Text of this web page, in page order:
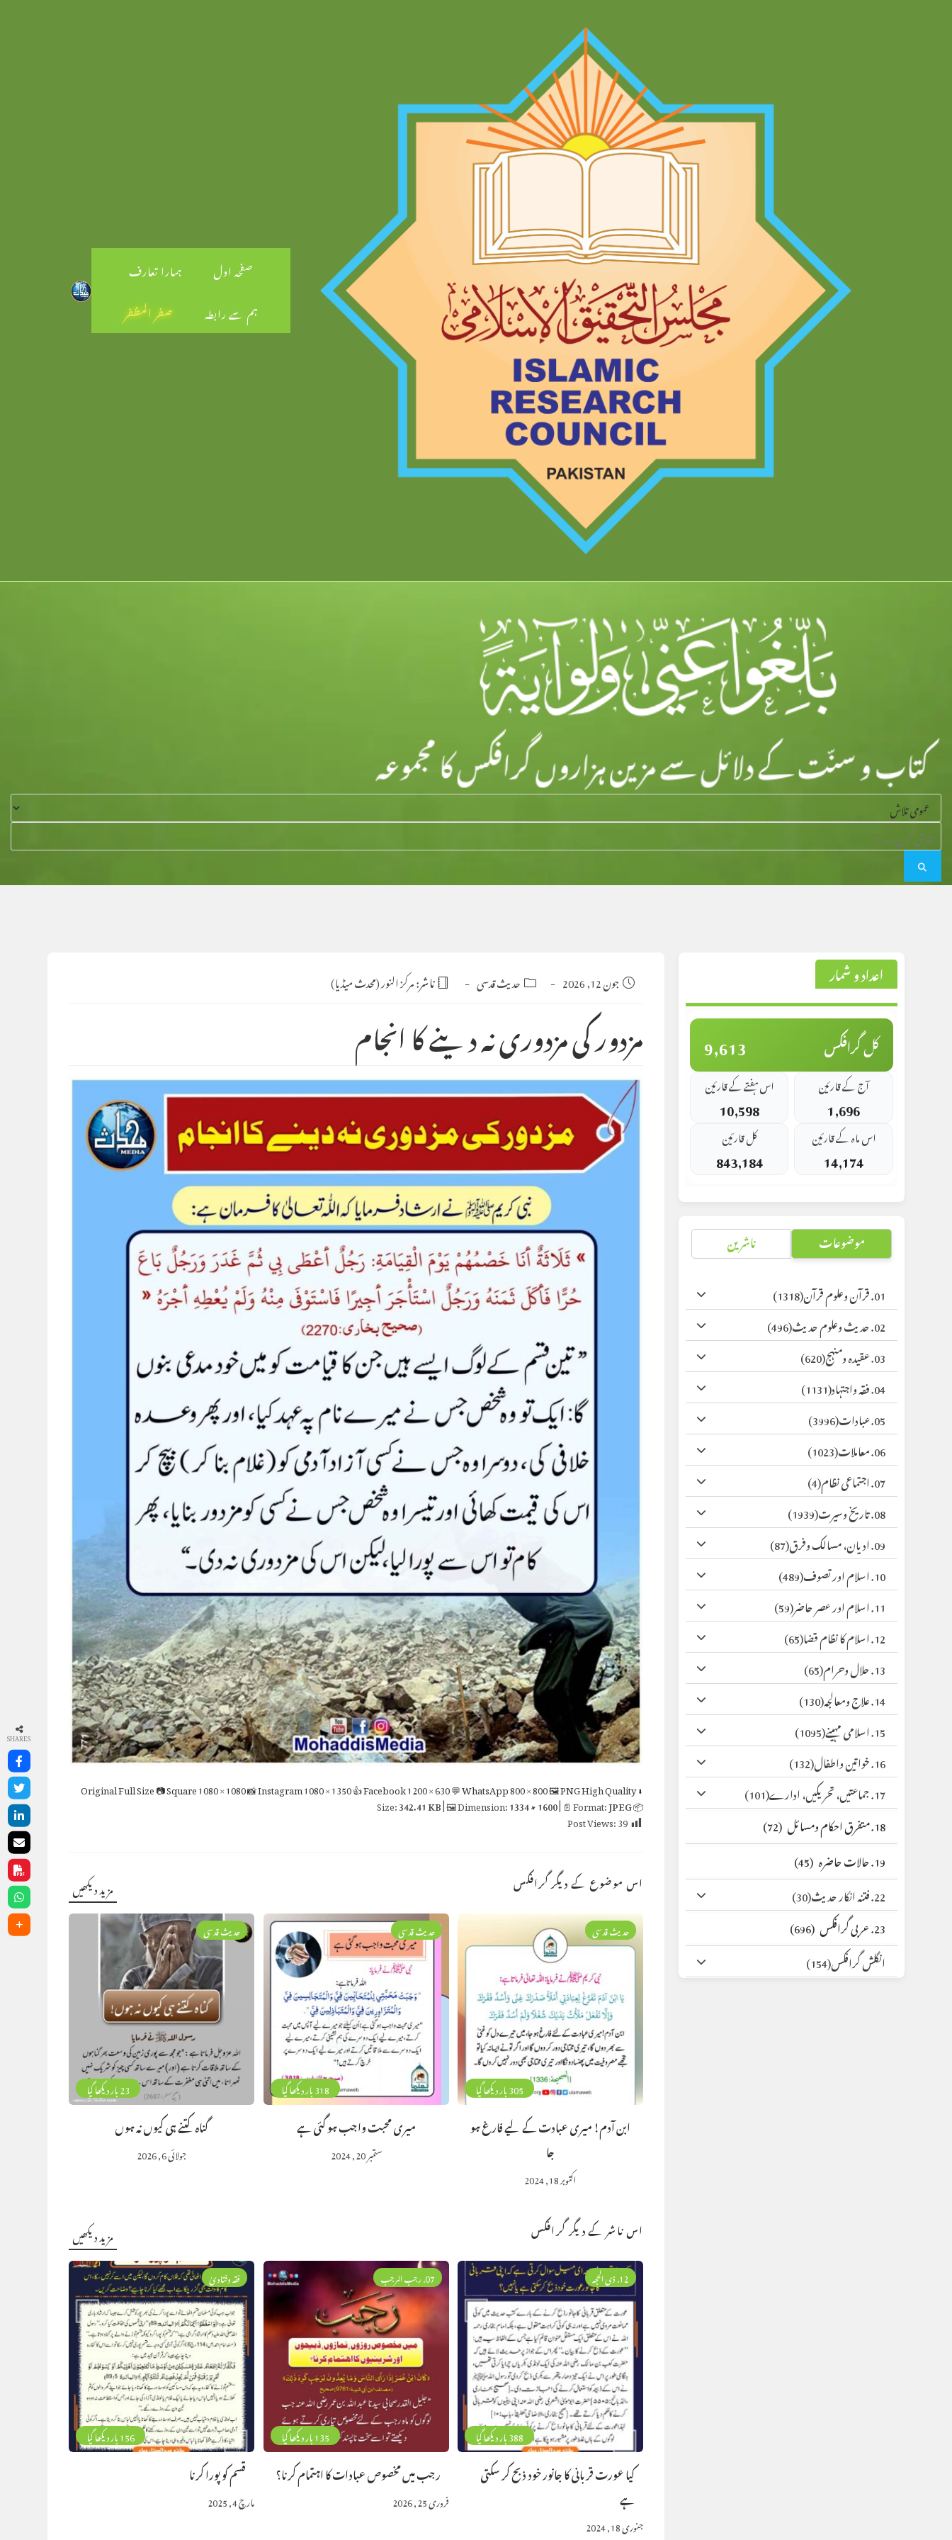
صفحہ اول
ہمارا تعارف
ہم سے رابطہ
صفر المظفر
Post
published:
جون 12, 2026 Post
category:
حدیث قدسی ناشر:مرکز النور (محدث میڈیا)
مزدور کی مزدوری نہ دینے کا انجام
⬇ Original
Full Size📷 Square1080 × 1080📸 Instagram1080 × 1350👍 Facebook1200 × 630💬 WhatsApp800 × 800🖼 PNGHigh Quality
📦 Size:
342.41 KB| 🖼 Dimension:1334 × 1600| 📄 Format:JPEG
Post Views:39
اس موضوع کے دیگر گرافکس مزید دیکھیں
23 بار دیکھا گیا
حدیث قدسی
گناہ کتنے ہی کیوں نہ ہوں
جولائی 6, 2026
318 بار دیکھا گیا
حدیث قدسی
میری محبت واجب ہو گئی ہے
ستمبر 20, 2024
305 بار دیکھا گیا
حدیث قدسی
ابن آدم! میری عبادت کے لیے فارغ ہو
جا
اکتوبر 18, 2024
اس ناشر کے دیگر گرافکس مزید دیکھیں
156 بار دیکھا گیا
فقہ وفتاویٰ
قسم کو پورا کرنا
مارچ 4, 2025
135 بار دیکھا گیا
07. رجب المرجب
رجب میں مخصوص عبادات کا اہتمام کرنا؟
فروری 25, 2026
388 بار دیکھا گیا
12. ذی الحجہ
کیا عورت قربانی کا جانور خود ذبح کر سکتی
ہے
جنوری 18, 2024
اعداد و شمار
کل گرافکس 9,613
آج کے قارئین
1,696
اس ہفتے کے قارئین
10,598
اس ماہ کے قارئین
14,174
کل قارئین
843,184
موضوعات ناشرین
01. قرآن وعلوم قرآن
(1318)
02. حدیث وعلوم حدیث
(496)
03. عقیدہ ومنہج
(620)
04. فقہ واجتہاد
(1131)
05. عبادات
(3996)
06. معاملات
(1023)
07. اجتماعی نظام
(4)
08. تاریخ وسیرت
(1939)
09. ادیان، مسالک وفرق
(87)
10. اسلام اور تصوف
(489)
11. اسلام اور عصر حاضر
(59)
12. اسلام کا نظام قضا
(65)
13. حلال وحرام
(65)
14. علاج ومعالجہ
(130)
15. اسلامی مہینے
(1095)
16. خواتین واطفال
(132)
17. جماعتیں، تحریکیں، ادارے
(101)
18. متفرق احکام ومسائل
(72)
19. حالات حاضرہ
(45)
22. فتنہ انکار حدیث
(30)
23. عربی گرافکس
(696)
انگلش گرافکس(154)
SHARES